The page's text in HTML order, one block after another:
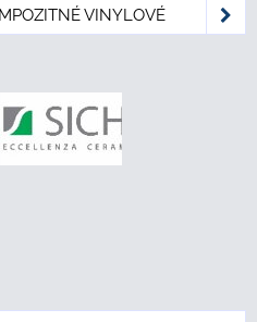
VINYLOVÉ